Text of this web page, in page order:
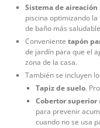
Sistema de
piscina optimizando
de baño más
Conveniente tapón
de jardín para que el
zona de la casa.
También se incluyen
Tapiz de suelo.
Cobertor superior
para prevenir
cuando no se usa